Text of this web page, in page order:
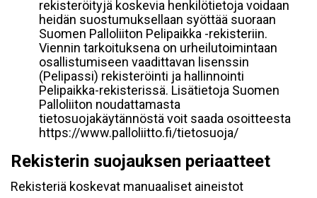
rekisteröityjä koskevia henkilötietoja voidaan
heidän suostumuksellaan syöttää suoraan
Suomen Palloliiton Pelipaikka -rekisteriin.
Viennin tarkoituksena on urheilutoimintaan
osallistumiseen vaadittavan lisenssin
(Pelipassi) rekisteröinti ja hallinnointi
Pelipaikka-rekisterissä. Lisätietoja Suomen
Palloliiton noudattamasta
tietosuojakäytännöstä voit saada osoitteesta
https://www.palloliitto.fi/tietosuoja/
Rekisterin suojauksen periaatteet
Rekisteriä koskevat manuaaliset aineistot